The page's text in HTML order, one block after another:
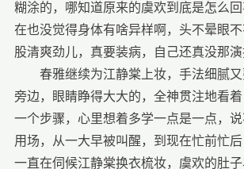
糊涂的，哪知道原来的虞欢到底是怎么
在也没觉得身体有啥异样啊，头不晕眼
股清爽劲儿，真要装病，自己还真没那演
春雅继续为江静棠上妆，手法细腻
旁边，眼睛睁得大大的，全神贯注地看
一个步骤，心里想着多学一点是一点，
用场，从一大早被叫醒，到现在忙前忙
一直在伺候江静棠换衣梳妆，虞欢的肚